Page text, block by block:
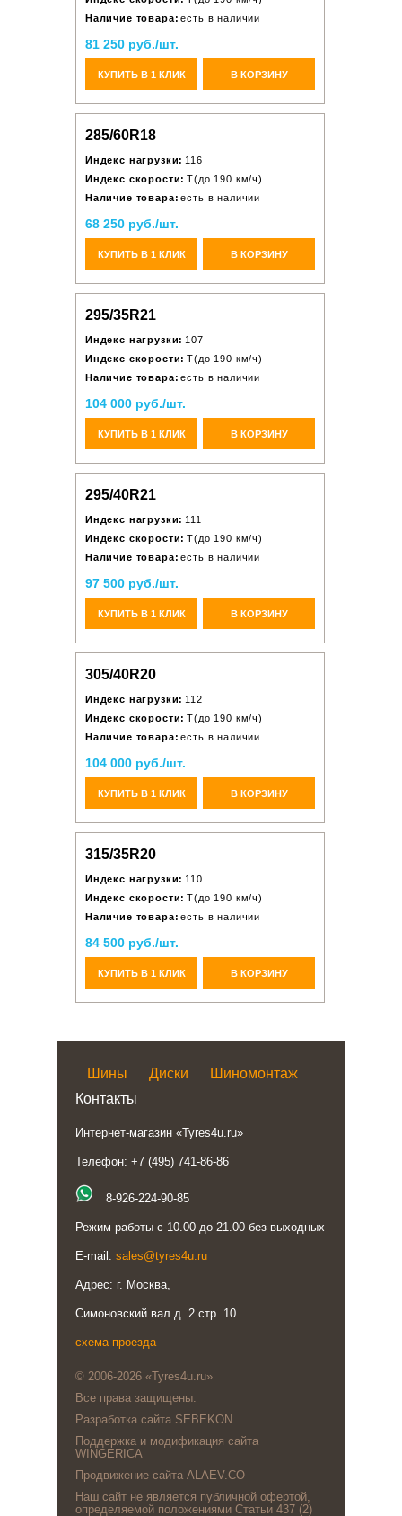
Наличие товара: есть в наличии
81 250 руб./шт.
КУПИТЬ В 1 КЛИК В КОРЗИНУ
285/60R18
Индекс нагрузки: 116
Индекс скорости: T(до 190 км/ч)
Наличие товара: есть в наличии
68 250 руб./шт.
КУПИТЬ В 1 КЛИК В КОРЗИНУ
295/35R21
Индекс нагрузки: 107
Индекс скорости: T(до 190 км/ч)
Наличие товара: есть в наличии
104 000 руб./шт.
КУПИТЬ В 1 КЛИК В КОРЗИНУ
295/40R21
Индекс нагрузки: 111
Индекс скорости: T(до 190 км/ч)
Наличие товара: есть в наличии
97 500 руб./шт.
КУПИТЬ В 1 КЛИК В КОРЗИНУ
305/40R20
Индекс нагрузки: 112
Индекс скорости: T(до 190 км/ч)
Наличие товара: есть в наличии
104 000 руб./шт.
КУПИТЬ В 1 КЛИК В КОРЗИНУ
315/35R20
Индекс нагрузки: 110
Индекс скорости: T(до 190 км/ч)
Наличие товара: есть в наличии
84 500 руб./шт.
КУПИТЬ В 1 КЛИК В КОРЗИНУ
Шины Диски
Шиномонтаж
Контакты
Интернет-магазин «Tyres4u.ru»
Телефон: +7 (495) 741-86-86
8-926-224-90-85
Режим работы с 10.00 до 21.00 без выходных
E-mail: sales@tyres4u.ru
Адрес: г. Москва,
Симоновский вал д. 2 стр. 10
схема проезда
© 2006-2026 «Tyres4u.ru»
Все права защищены.
Разработка сайта SEBEKON
Поддержка и модификация сайта
WINGERICA
Продвижение сайта ALAEV.CO
Наш сайт не является публичной офертой,
определяемой положениями Статьи 437 (2)